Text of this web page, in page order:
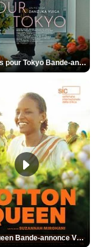
Des Fleurs pour Tokyo Bande-annonce VO STFR
Cotton Queen Bande-annonce VO STFR